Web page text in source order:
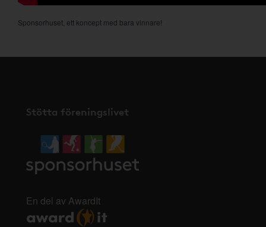
Sponsorhuset, ett koncept med bara vinnare!
Stötta föreningslivet
En del av AwardIt